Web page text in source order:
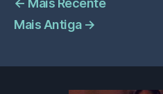
← Mais Recente
Mais Antiga →